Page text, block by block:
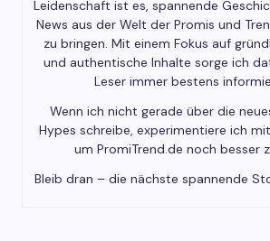
Leidenschaft ist es, spannende
News aus der Welt der Promis und
zu bringen. Mit einem Fokus auf
und authentische Inhalte sorge ich
Leser immer bestens
Wenn ich nicht gerade über die
Hypes schreibe, experimentiere ich
um PromiTrend.de noch besser
Bleib dran – die nächste spannende